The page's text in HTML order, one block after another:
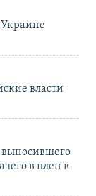
Украине
власти
выносившего
в плен в